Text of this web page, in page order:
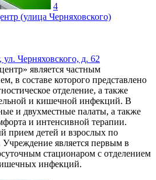
4
(улица Черняховского)
Черняховского, д. 62
является частным
в составе которого представлено
отделение, а также
и кишечной инфекций. В
и двухместные палаты, а также
и интенсивной терапии.
прием детей и взрослых по
Учреждение является первым в
стационаром с отделением
инфекций.